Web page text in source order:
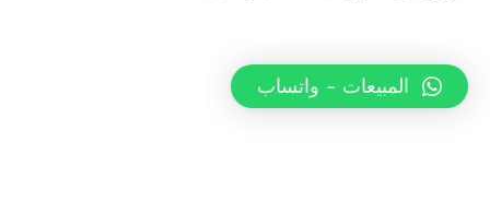
المبيعات - واتساب